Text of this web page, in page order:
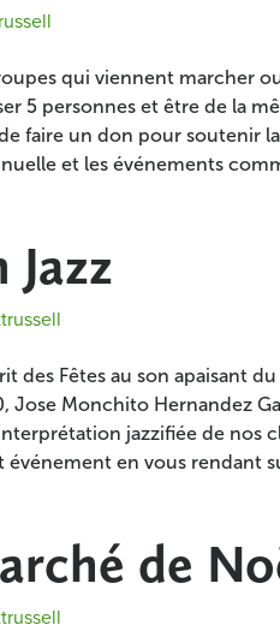
qui viennent marcher
5 personnes et être de la
faire un don pour soutenir
et les événements
Jazz
des Fêtes au son apaisant
Jose Monchito Hernandez
jazzifiée de nos
événement en vous rendant
de